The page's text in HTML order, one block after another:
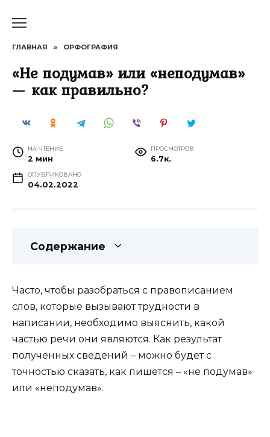
ГЛАВНАЯ » ОРФОГРАФИЯ
«Не подумав» или «неподумав»
— как правильно?
НА ЧТЕНИЕ
2 мин
ПРОСМОТРОВ
6.7к.
ОПУБЛИКОВАНО
04.02.2022
Содержание
Часто, чтобы разобраться с правописанием
слов, которые вызывают трудности в
написании, необходимо выяснить, какой
частью речи они являются. Как результат
полученных сведений – можно будет с
точностью сказать, как пишется – «не подумав»
или «неподумав».